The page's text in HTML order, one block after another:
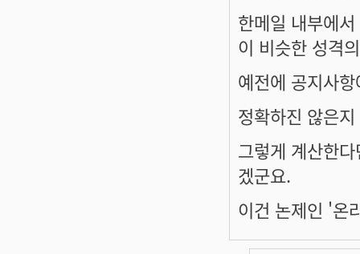
한메일 내부에
이 비슷한 성격
예전에 공지사
정확하진 않은
그렇게 계산한
겠군요.
이건 논제인 '온